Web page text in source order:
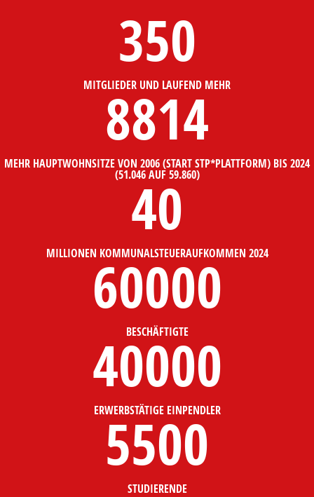
350
MITGLIEDER UND LAUFEND MEHR
8814
MEHR HAUPTWOHNSITZE VON 2006 (START STP*PLATTFORM) BIS 2024
(51.046 AUF 59.860)
40
MILLIONEN KOMMUNALSTEUERAUFKOMMEN 2024
60000
BESCHÄFTIGTE
40000
ERWERBSTÄTIGE EINPENDLER
5500
STUDIERENDE